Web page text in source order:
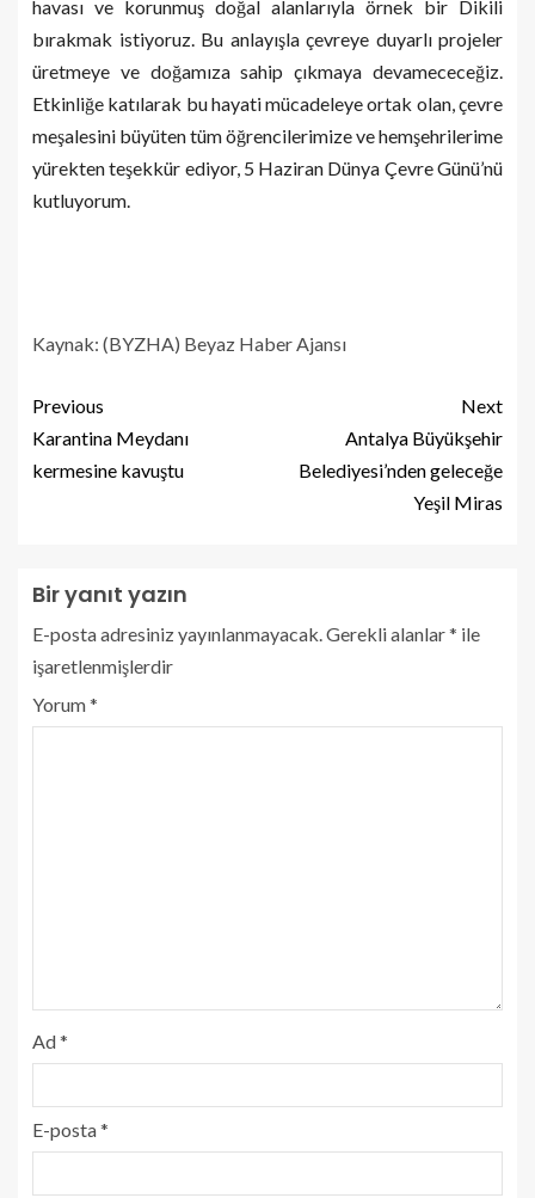
havası ve korunmuş doğal alanlarıyla örnek bir Dikili
bırakmak istiyoruz. Bu anlayışla çevreye duyarlı projeler
üretmeye ve doğamıza sahip çıkmaya devamececeğiz.
Etkinliğe katılarak bu hayati mücadeleye ortak olan, çevre
meşalesini büyüten tüm öğrencilerimize ve hemşehrilerime
yürekten teşekkür ediyor, 5 Haziran Dünya Çevre Günü’nü
kutluyorum.
Kaynak: (BYZHA) Beyaz Haber Ajansı
Previous
Karantina Meydanı
kermesine kavuştu
Next
Antalya Büyükşehir
Belediyesi’nden geleceğe
Yeşil Miras
Bir yanıt yazın
E-posta adresiniz yayınlanmayacak. Gerekli alanlar* ile
işaretlenmişlerdir
Yorum*
Ad*
E-posta*